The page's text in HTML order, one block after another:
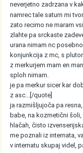
neverjetno zadrzana v
namrec tale saturn mi
zato recimo ne maram
zlahte pa srckaste
urana nimam nc
konjunkcija z mc, s
z merkurjem mam en
sploh nimam.
je pa merkur sicer kar
z asc...[/quote]
ja razmišljujoča pa
babe, na kozmetični
hlačah, čisto
me poznali iz internata,
v internatu skupaj videl,